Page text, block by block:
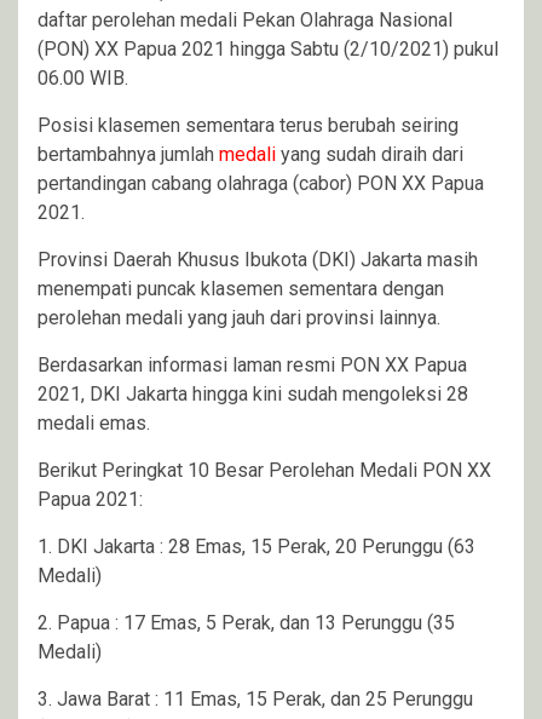
daftar perolehan medali Pekan Olahraga Nasional
(PON) XX Papua 2021 hingga Sabtu (2/10/2021) pukul
06.00 WIB.
Posisi klasemen sementara terus berubah seiring
bertambahnya jumlah medali yang sudah diraih dari
pertandingan cabang olahraga (cabor) PON XX Papua
2021.
Provinsi Daerah Khusus Ibukota (DKI) Jakarta masih
menempati puncak klasemen sementara dengan
perolehan medali yang jauh dari provinsi lainnya.
Berdasarkan informasi laman resmi PON XX Papua
2021, DKI Jakarta hingga kini sudah mengoleksi 28
medali emas.
Berikut Peringkat 10 Besar Perolehan Medali PON XX
Papua 2021:
1. DKI Jakarta : 28 Emas, 15 Perak, 20 Perunggu (63
Medali)
2. Papua : 17 Emas, 5 Perak, dan 13 Perunggu (35
Medali)
3. Jawa Barat : 11 Emas, 15 Perak, dan 25 Perunggu